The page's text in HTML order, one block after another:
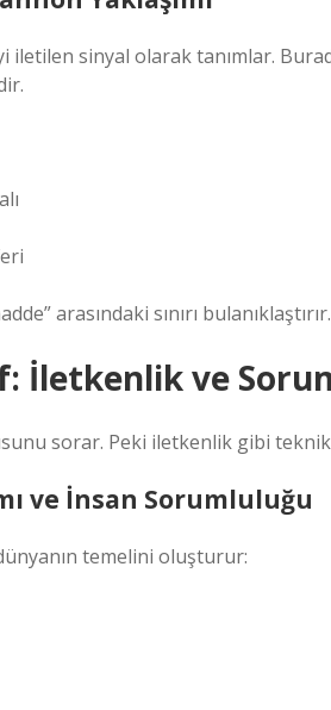
sinyal olarak tanımlar.
arasındaki sınırı bulanıklaştırır.
İletkenlik ve
sorar. Peki iletkenlik gibi
ve İnsan Sorumluluğu
temelini oluşturur: